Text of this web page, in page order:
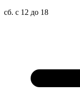
сб. с 12 до 18